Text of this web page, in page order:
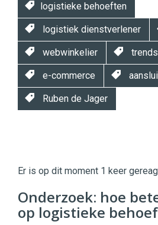
logistieke behoeften
logistiek dienstverlener
webwinkelier trends
e-commerce
Ruben de Jager
|
Digital
Commercehttps://
96 54
Er is op dit moment 1 keer
Onderzoek: hoe
op logistieke